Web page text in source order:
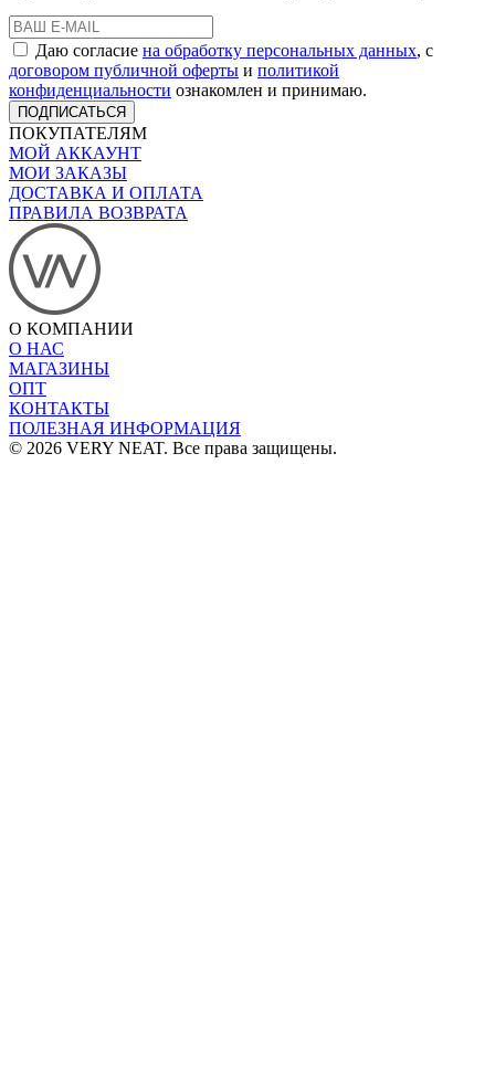
Даю согласие на обработку персональных данных, с
договором публичной оферты и политикой
конфиденциальности ознакомлен и принимаю.
ПОДПИСАТЬСЯ
ПОКУПАТЕЛЯМ
МОЙ АККАУНТ
МОИ ЗАКАЗЫ
ДОСТАВКА И ОПЛАТА
ПРАВИЛА ВОЗВРАТА
О КОМПАНИИ
О НАС
МАГАЗИНЫ
ОПТ
КОНТАКТЫ
ПОЛЕЗНАЯ ИНФОРМАЦИЯ
© 2026 VERY NEAT. Все права защищены.